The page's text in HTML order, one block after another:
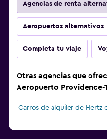
Agencias de renta
Aeropuertos alternativos
Completa tu viaje
Otras agencias que
Aeropuerto Providence-
Carros de alquiler de Hertz